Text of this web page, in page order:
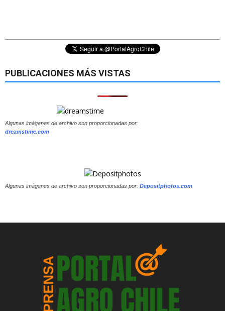
PUBLICACIONES MÁS VISTAS
Algunas imágenes de archivo son proporcionadas por:
dreamstime.com
Algunas imágenes de archivo son proporcionadas por: Depositphotos.com